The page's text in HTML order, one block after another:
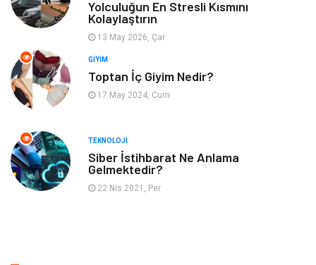
İnternet
Gayrimenkul
Astroloji Müzik
Ev İşleri
Sigorta
Yolculuğun En Stresli Kısmını
Kolaylaştırın
13 May 2026, Çar
GIYIM
Toptan İç Giyim Nedir?
17 May 2024, Cum
TEKNOLOJI
Siber İstihbarat Ne Anlama
Gelmektedir?
22 Nis 2021, Per